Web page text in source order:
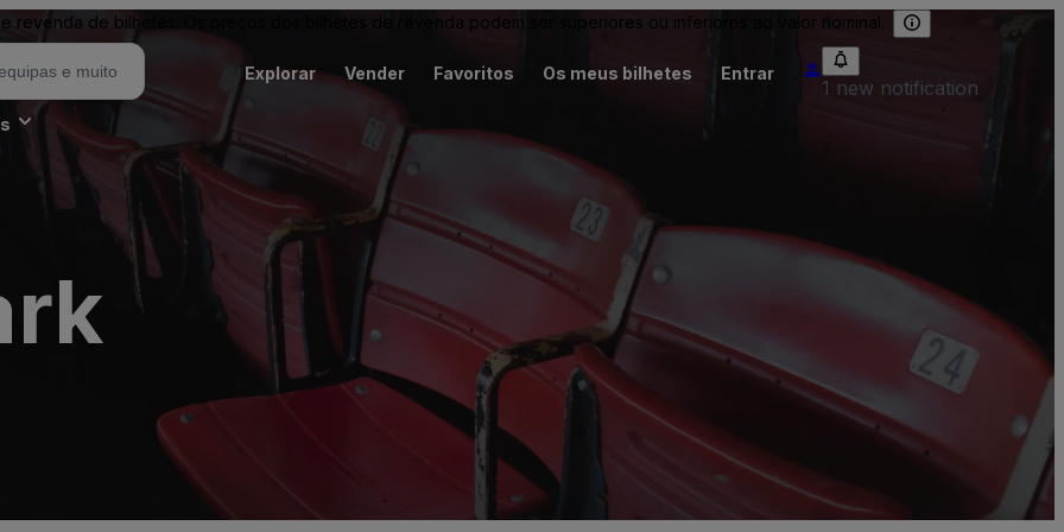
revenda de bilhetes. Os preços dos bilhetes de revenda podem ser superiores ou inferiores ao valor nominal.
Explorar Vender Favoritos Os meus bilhetes Entrar
1 new notification